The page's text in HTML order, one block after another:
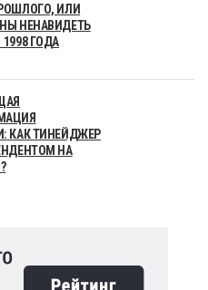
ИЛИ
НЕНАВИДЕТЬ
ГОДА
КАК ТИНЕЙДЖЕР
НА